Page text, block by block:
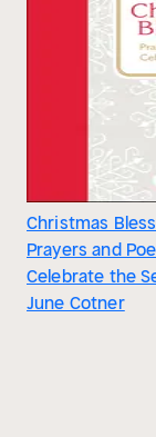
Christmas
Prayers and
Celebrate the
June Cotner